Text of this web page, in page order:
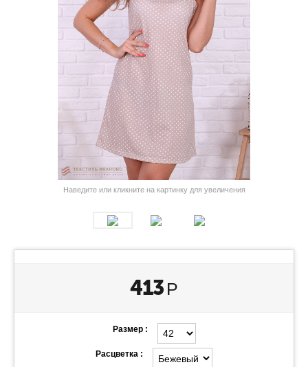
Наведите или кликните на картинку для увеличения
413 Р
Размер :
Расцветка :